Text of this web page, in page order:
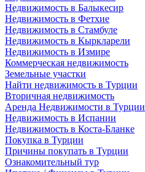
Недвижимость в Балыкесир
Недвижимость в Фетхие
Недвижимость в Стамбуле
Недвижимость в Кыркларели
Недвижимость в Измире
Коммерческая недвижимость
Земельные участки
Найти недвижимость в Турции
Вторичная недвижимость
Аренда Недвижимости в Турции
Недвижимость в Испании
Недвижимость в Коста-Бланке
Покупка в Турции
Причины покупать в Турции
Ознакомительный тур